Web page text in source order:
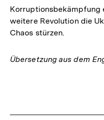
Korruptionsbekämpfung
weitere Revolution die
Chaos stürzen.
Übersetzung aus dem